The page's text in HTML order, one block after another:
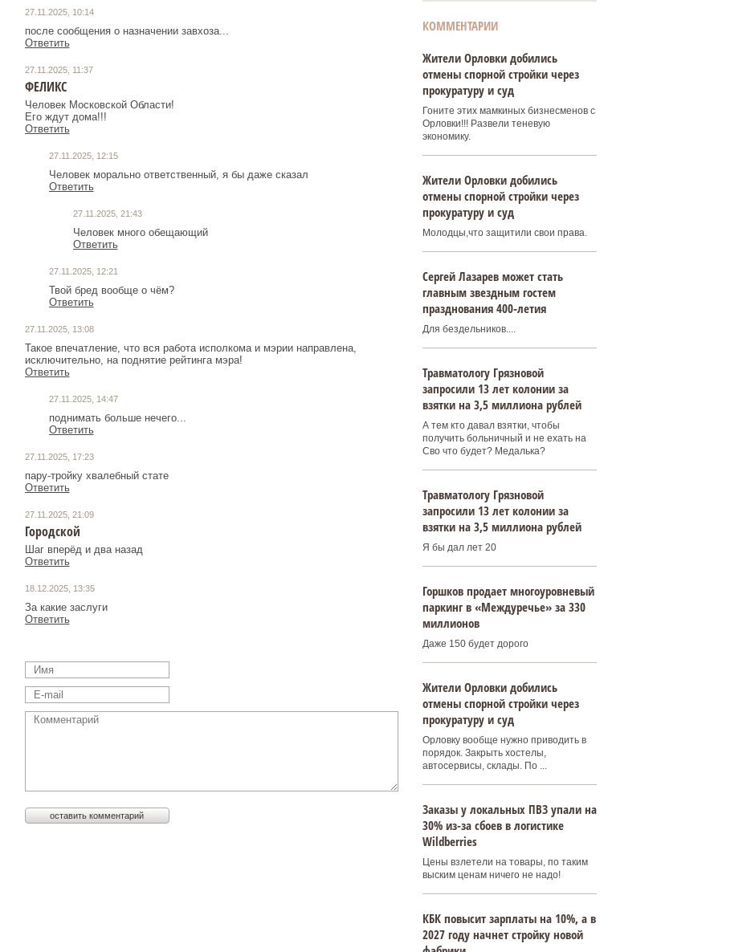
27.11.2025, 10:14
после сообщения о назначении завхоза...
Ответить
27.11.2025, 11:37
ФЕЛИКС
Человек Московской Области!
Его ждут дома!!!
Ответить
27.11.2025, 12:15
Человек морально ответственный, я бы даже сказал
Ответить
27.11.2025, 21:43
Человек много обещающий
Ответить
27.11.2025, 12:21
Твой бред вообще о чём?
Ответить
27.11.2025, 13:08
Такое впечатление, что вся работа исполкома и мэрии направлена,
исключительно, на поднятие рейтинга мэра!
Ответить
27.11.2025, 14:47
поднимать больше нечего...
Ответить
27.11.2025, 17:23
пару-тройку хвалебный стате
Ответить
27.11.2025, 21:09
Городской
Шаг вперёд и два назад
Ответить
18.12.2025, 13:35
За какие заслуги
Ответить
КОММЕНТАРИИ
Жители Орловки добились
отмены спорной стройки через
прокуратуру и суд
Гоните этих мамкиных бизнесменов с
Орловки!!! Развели теневую
экономику.
Жители Орловки добились
отмены спорной стройки через
прокуратуру и суд
Молодцы,что защитили свои права.
Сергей Лазарев может стать
главным звездным гостем
празднования 400‑летия
Для бездельников....
Травматологу Грязновой
запросили 13 лет колонии за
взятки на 3,5 миллиона рублей
А тем кто давал взятки, чтобы
получить больничный и не ехать на
Сво что будет? Медалька?
Травматологу Грязновой
запросили 13 лет колонии за
взятки на 3,5 миллиона рублей
Я бы дал лет 20
Горшков продает многоуровневый
паркинг в «Междуречье» за 330
миллионов
Даже 150 будет дорого
Жители Орловки добились
отмены спорной стройки через
прокуратуру и суд
Орловку вообще нужно приводить в
порядок. Закрыть хостелы,
автосервисы, склады. По ...
Заказы у локальных ПВЗ упали на
30% из-за сбоев в логистике
Wildberries
Цены взлетели на товары, по таким
выским ценам ничего не надо!
КБК повысит зарплаты на 10%, а в
2027 году начнет стройку новой